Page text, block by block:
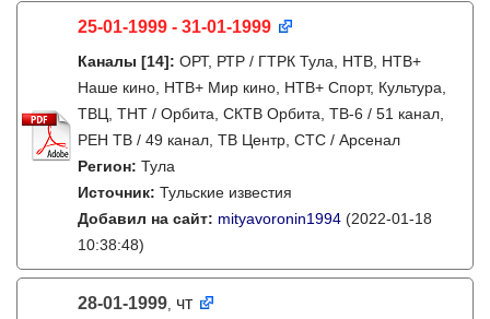
25-01-1999 - 31-01-1999
Каналы [14]: ОРТ, РТР / ГТРК Тула, НТВ, НТВ+
Наше кино, НТВ+ Мир кино, НТВ+ Спорт, Культура,
ТВЦ, ТНТ / Орбита, СКТВ Орбита, ТВ-6 / 51 канал,
РЕН ТВ / 49 канал, ТВ Центр, СТС / Арсенал
Регион: Тула
Источник: Тульские известия
Добавил на сайт: mityavoronin1994 (2022-01-18
10:38:48)
28-01-1999, чт